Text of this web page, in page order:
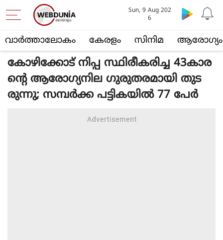
വാര്‍ത്താലോകം കേരളം സിനിമ ആരോഗ്യം
Sun, 9 Aug 202
6
കോഴിക്കോട് നിപ്പ സ്ഥിരീകരിച്ച 43കാര
ന്റെ ആരോഗ്യനില ഗുരുതരമായി തുട
രുന്നു; സമ്പര്‍ക്ക പട്ടികയില്‍ 77 പേര്‍